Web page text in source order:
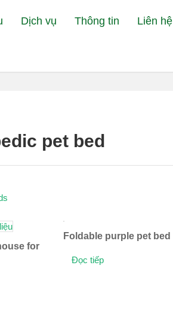
Dịch vụ Thông tin Liên hệ
pet bed
for
Foldable purple pet bed
Đọc tiếp